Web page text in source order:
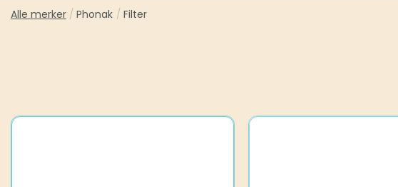
Alle merker / Phonak / Filter